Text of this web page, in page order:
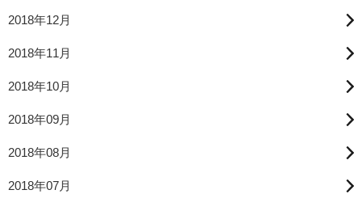
2018年12月
2018年11月
2018年10月
2018年09月
2018年08月
2018年07月